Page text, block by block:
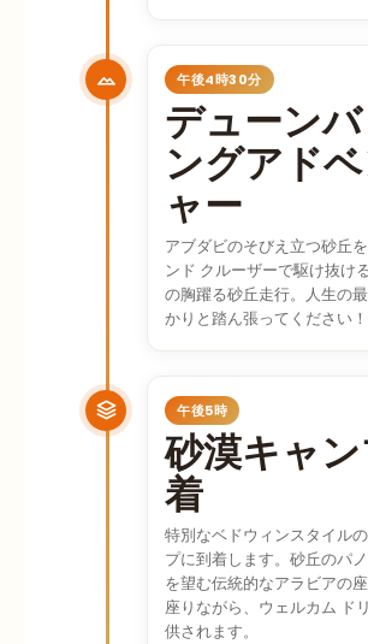
午後4時30分
デューン
ングアド
ャー
アブダビのそびえ立つ砂丘
ンド クルーザーで駆け抜け
の胸躍る砂丘走行。人生の
かりと踏ん張ってください！
午後5時
砂漠キャン
着
特別なベドウィンスタイル
プに到着します。砂丘のパ
を望む伝統的なアラビアの
座りながら、ウェルカム ド
供されます。